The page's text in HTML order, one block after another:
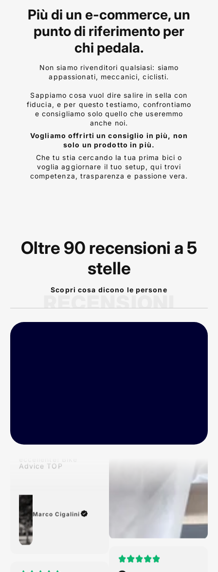
Più di un e-commerce, un
punto di riferimento per
chi pedala.
Non siamo rivenditori qualsiasi: siamo
appassionati, meccanici, ciclisti.
Sappiamo cosa vuol dire salire in sella con
fiducia, e per questo testiamo, confrontiamo
e consigliamo solo quello che useremmo
anche noi.
Vogliamo offrirti un consiglio in più, non
solo un prodotto in più.
Che tu stia cercando la tua prima bici o
voglia aggiornare il tuo setup, qui trovi
competenza, trasparenza e passione vera.
Oltre 90 recensioni a 5
stelle
Scopri cosa dicono le persone
RECENSIONI
Veramente
Marco Cigalini